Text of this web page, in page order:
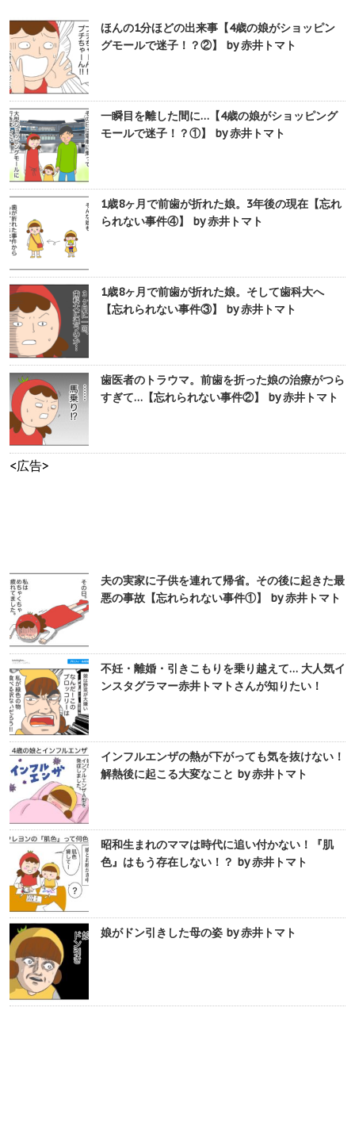
ほんの1分ほどの出来事【4歳の娘がショッピン
グモールで迷子！？②】 by 赤井トマト
一瞬目を離した間に…【4歳の娘がショッピング
モールで迷子！？①】 by 赤井トマト
1歳8ヶ月で前歯が折れた娘。3年後の現在【忘れ
られない事件④】 by 赤井トマト
1歳8ヶ月で前歯が折れた娘。そして歯科大へ
【忘れられない事件③】 by 赤井トマト
歯医者のトラウマ。前歯を折った娘の治療がつら
すぎて…【忘れられない事件②】 by 赤井トマト
<広告>
夫の実家に子供を連れて帰省。その後に起きた最
悪の事故【忘れられない事件①】 by 赤井トマト
不妊・離婚・引きこもりを乗り越えて… 大人気イ
ンスタグラマー赤井トマトさんが知りたい！
インフルエンザの熱が下がっても気を抜けない！
解熱後に起こる大変なこと by 赤井トマト
昭和生まれのママは時代に追い付かない！『肌
色』はもう存在しない！？ by 赤井トマト
娘がドン引きした母の姿 by 赤井トマト